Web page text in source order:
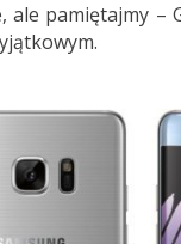
pamiętajmy –